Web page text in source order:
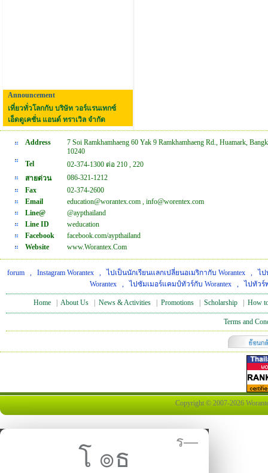
Announcement
เที่ยวทั่วโลกกับ บริษัท วอร์แรนเทกซ์
เอ็ดดูเคชั่น แอนด์ ทราเวิล จำกัด
Address
7 Soi Ramkhamhaeng 60 Yak 9 Ramkhamhaeng Rd., Huamark,
10240
Tel
02-374-1300 ต่อ 210 , 220
สายด่วน
086-321-1212
Fax
02-374-2600
Email
education@worantex.com , info@worentex.com
Line@
@aypthailand
Line ID
weducation
Facebook
facebook.com/aypthailand
Website
www.Worantex.Com
forum , Instagram Worantex , ไปเป็นนักเรียนแลกเปลี่ยนอเมริกากับ Worantex , ไป
Worantex, ไปซัมเมอร์แคมป์ทัวร์กับ Worantex, ไปทัวร์
Home About Us News & Activities Promotions Scholarship How
Terms and
Copyright © 2007-2026
โ ๏ธ
ร—